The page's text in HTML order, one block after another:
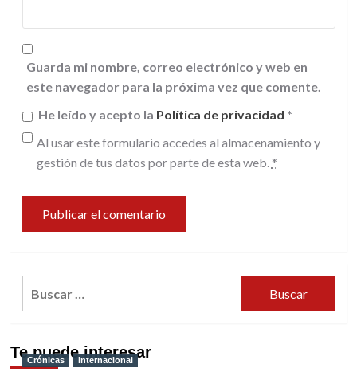
Guarda mi nombre, correo electrónico y web en
este navegador para la próxima vez que comente.
He leído y acepto la Política de privacidad *
Al usar este formulario accedes al almacenamiento y
gestión de tus datos por parte de esta web. *
Te puede interesar
Crónicas Internacional